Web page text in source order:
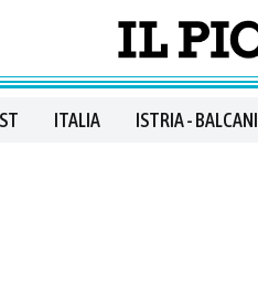
ITALIA ISTRIA - BALCANI